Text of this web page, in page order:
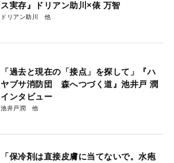
ス実存』ドリアン助川×俵 万智
ドリアン助川
「過去と現在の「接点」を探して」『ハ
ヤブサ消防団 森へつづく道』池井戸 潤
インタビュー
池井戸潤
「保冷剤は直接皮膚に当てないで。水疱